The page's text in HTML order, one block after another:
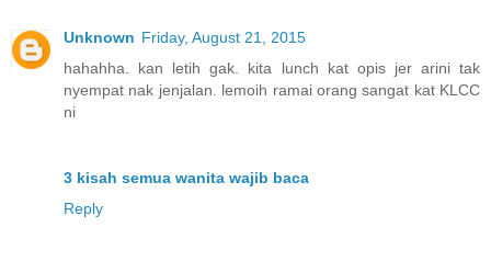
Unknown Friday, August 21, 2015
hahahha. kan letih gak. kita lunch kat opis jer arini tak
nyempat nak jenjalan. lemoih ramai orang sangat kat KLCC
ni
3 kisah semua wanita wajib baca
Reply